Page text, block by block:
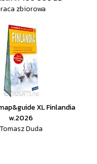
zbiorowa
XL Finlandia
w.2026
Tomasz Duda